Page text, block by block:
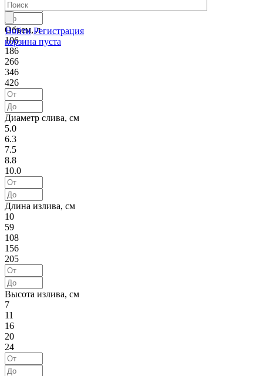
Войти Регистрация
корзина пуста
Объем, л
106
186
266
346
426
Диаметр слива, см
5.0
6.3
7.5
8.8
10.0
Длина излива, см
10
59
108
156
205
Высота излива, см
7
11
16
20
24